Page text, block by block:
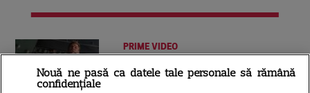
PRIME VIDEO
Premierele Prime Video din
Nouă ne pasă ca datele tale personale să rămână
confidențiale